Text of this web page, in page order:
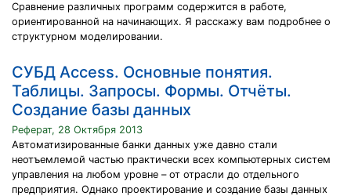
Сравнение различных программ содержится в работе,
ориентированной на начинающих. Я расскажу вам подробнее о
структурном моделировании.
СУБД Access. Основные понятия.
Таблицы. Запросы. Формы. Отчёты.
Создание базы данных
Реферат, 28 Октября 2013
Автоматизированные банки данных уже давно стали
неотъемлемой частью практически всех компьютерных систем
управления на любом уровне – от отрасли до отдельного
предприятия. Однако проектирование и создание базы данных